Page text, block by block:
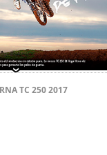
TC 250 2017